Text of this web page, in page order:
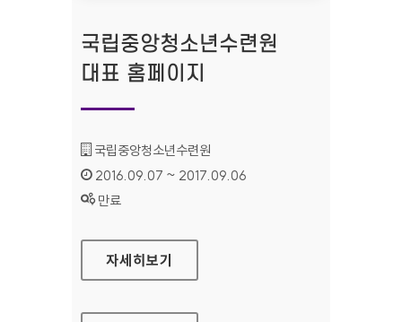
국립중앙청소년수련원
대표 홈페이지
기관명 :
국립중앙청소년수련원
인증기간 :
2016.09.07 ~ 2017.09.06
상태 :
만료
국립중앙청소년수련원 대표 홈페이지
자세히보기